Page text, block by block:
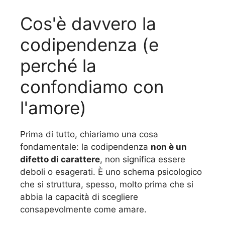
Cos'è davvero la
codipendenza (e
perché la
confondiamo con
l'amore)
Prima di tutto, chiariamo una cosa
fondamentale: la codipendenza non è un
difetto di carattere, non significa essere
deboli o esagerati. È uno schema psicologico
che si struttura, spesso, molto prima che si
abbia la capacità di scegliere
consapevolmente come amare.